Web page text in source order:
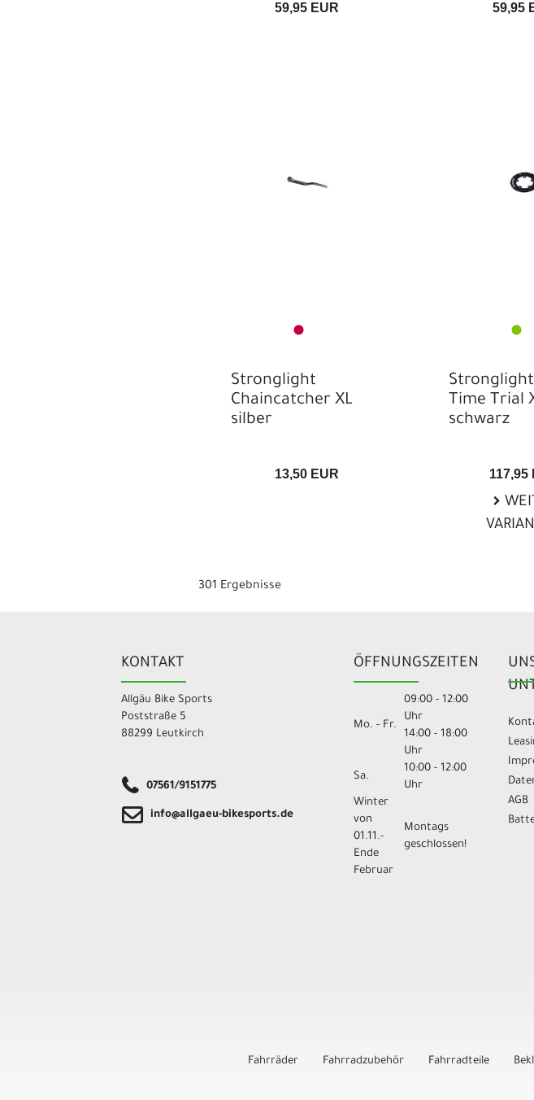
59,95 EUR 59,95
Stronglight
Chaincatcher XL
silber
13,50 EUR
Time Trial
schwarz
117,95
301 Ergebnisse
KONTAKT
Allgäu Bike Sports
Poststraße 5
88299 Leutkirch
07561/9151775
info@allgaeu-bikesports.de
ÖFFNUNGSZEITEN
Mo. - Fr.
09:00 - 12:00
Uhr
14:00 - 18:00
Uhr
Sa.
10:00 - 12:00
Uhr
Winter
von
01.11.-
Ende
Februar
Montags
geschlossen!
AGB
Fahrräder Fahrradzubehör Fahrradteile